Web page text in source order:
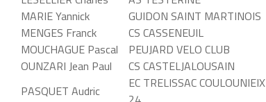
MARIE Yannick
GUIDON SAINT MARTINOIS
MENGES Franck
CS CASSENEUIL
MOUCHAGUE Pascal
PEUJARD VELO CLUB
OUNZARI Jean Paul
CS CASTELJALOUSAIN
PASQUET Audric
EC TRELISSAC COULOUNIEIX